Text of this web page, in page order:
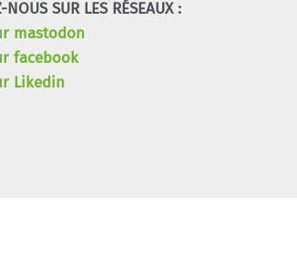
NOUS SUR LES RÉSEAUX :
mastodon
facebook
Likedin